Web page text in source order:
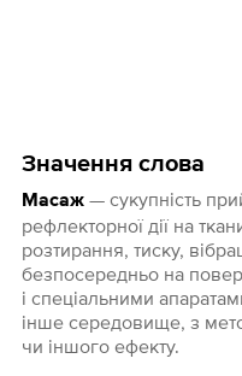
Значення слова
Масаж— сукупність
рефлекторної дії на
розтирання, тиску,
безпосередньо на
і спеціальними
інше середовище, з
чи іншого ефекту.